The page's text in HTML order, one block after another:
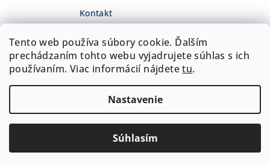
Tento web používa súbory cookie. Ďalším
prechádzaním tohto webu vyjadrujete súhlas s ich
používaním. Viac informácií nájdetetu.
Nastavenie
Súhlasím
Kontakt
+421 918 468 475
fb.com/adamshop.sk
adamshop.sk
Vytvoril Shoptet